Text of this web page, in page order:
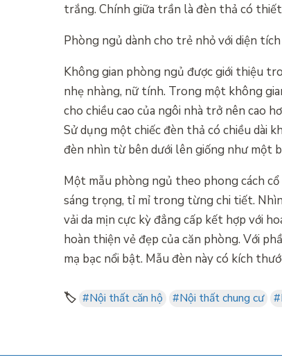
trắng. Chính giữa trần là đèn thả có
Phòng ngủ dành cho trẻ nhỏ với diện
Không gian phòng ngủ được giới thiệu
nhẹ nhàng, nữ tính. Trong một không
cho chiều cao của ngôi nhà trở nên cao
Sử dụng một chiếc đèn thả có chiều dài
đèn nhìn từ bên dưới lên giống như một
Một mẫu phòng ngủ theo phong cách
sáng trọng, tỉ mỉ trong từng chi tiết.
vải da mịn cực kỳ đẳng cấp kết hợp với
hoàn thiện vẻ đẹp của căn phòng. Với
mạ bạc nổi bật. Mẫu đèn này có kích
🏷️ #Nội thất căn hộ #Nội thất chung cư